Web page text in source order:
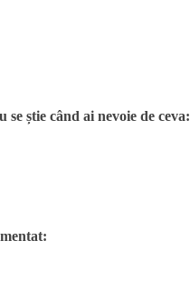
știe când ai nevoie de ceva: